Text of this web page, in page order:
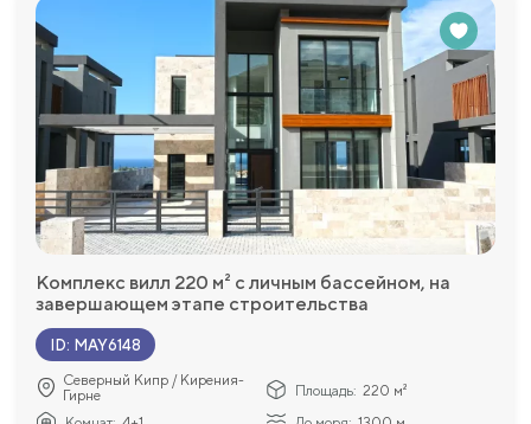
Комплекс вилл 220 м² с личным бассейном, на
завершающем этапе строительства
ID: MAY6148
Северный Кипр / Кирения-
Гирне
Площадь: 220 м²